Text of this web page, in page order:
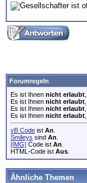
Forumregeln
Es ist Ihnen nicht erlaubt
Es ist Ihnen nicht erlaubt
Es ist Ihnen nicht erlaubt
Es ist Ihnen nicht erlaubt
vB Code ist An
Smileys sind An
[IMG] Code ist An
HTML-Code ist Aus
Ähnliche Themen